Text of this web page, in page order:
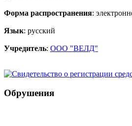
Форма распространения:
Язык: русский
Учредитель: ООО "ВЕЛД"
Обрушения